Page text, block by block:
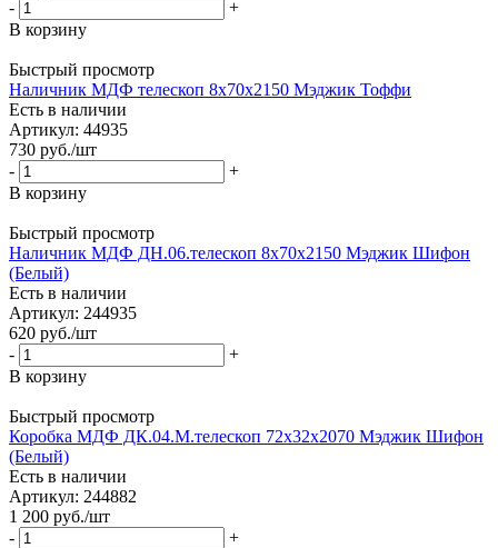
-
+
В корзину
Быстрый просмотр
Наличник МДФ телескоп 8х70х2150 Мэджик Тоффи
Есть в наличии
Артикул: 44935
730 руб./шт
-
+
В корзину
Быстрый просмотр
Наличник МДФ ДН.06.телескоп 8х70х2150 Мэджик Шифон
(Белый)
Есть в наличии
Артикул: 244935
620 руб./шт
-
+
В корзину
Быстрый просмотр
Коробка МДФ ДК.04.М.телескоп 72х32х2070 Мэджик Шифон
(Белый)
Есть в наличии
Артикул: 244882
1 200 руб./шт
-
+